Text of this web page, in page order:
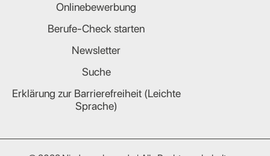
Onlinebewerbung
Berufe-Check starten
Newsletter
Suche
Erklärung zur Barrierefreiheit (Leichte
Sprache)